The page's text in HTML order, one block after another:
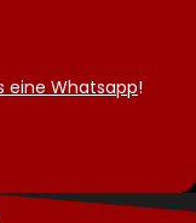
eine Whatsapp!